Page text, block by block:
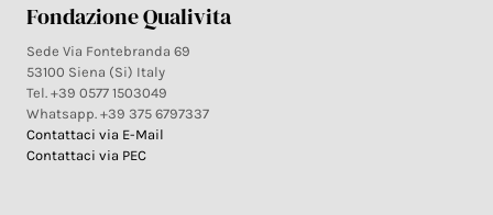
Fondazione Qualivita
Sede Via Fontebranda 69
53100 Siena (Si) Italy
Tel. +39 0577 1503049
Whatsapp. +39 375 6797337
Contattaci via E-Mail
Contattaci via PEC